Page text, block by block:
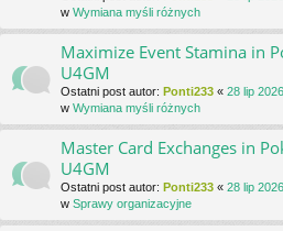
w Wymiana myśli różnych
Maximize Event Stamina in
U4GM
Ostatni post autor: Ponti233 « 28 lip
w Wymiana myśli różnych
Master Card Exchanges in
U4GM
Ostatni post autor: Ponti233 « 28 lip
w Sprawy organizacyjne